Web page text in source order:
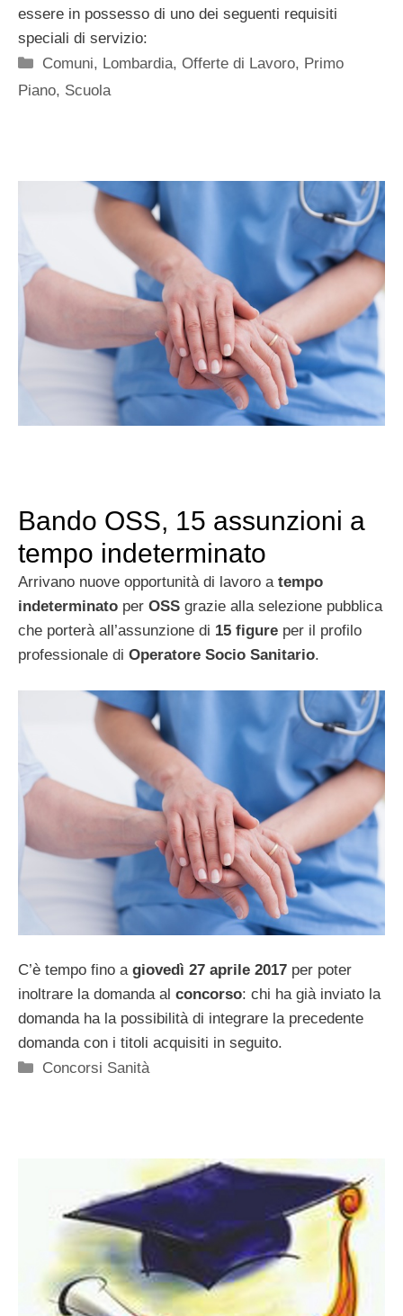
essere in possesso di uno dei seguenti requisiti
speciali di servizio:
Categorie
Comuni, Lombardia,Offerte di Lavoro, Primo
Piano, Scuola
Bando OSS, 15 assunzioni a
tempo indeterminato
Arrivano nuove opportunità di lavoro a tempo
indeterminato per OSS grazie alla selezione pubblica
che porterà all’assunzione di 15 figure per il profilo
professionale di Operatore Socio Sanitario.
C’è tempo fino a giovedì 27 aprile 2017 per poter
inoltrare la domanda al concorso: chi ha già inviato la
domanda ha la possibilità di integrare la precedente
domanda con i titoli acquisiti in seguito.
Categorie
Concorsi Sanità